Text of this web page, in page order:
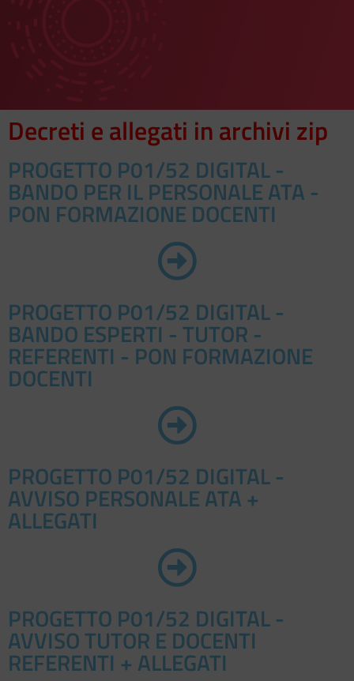
Decreti e allegati in archivi zip
PROGETTO P01/52 DIGITAL -
BANDO PER IL PERSONALE ATA -
PON FORMAZIONE DOCENTI
PROGETTO P01/52 DIGITAL -
BANDO ESPERTI - TUTOR -
REFERENTI - PON FORMAZIONE
DOCENTI
PROGETTO P01/52 DIGITAL -
AVVISO PERSONALE ATA +
ALLEGATI
PROGETTO P01/52 DIGITAL -
AVVISO TUTOR E DOCENTI
REFERENTI + ALLEGATI